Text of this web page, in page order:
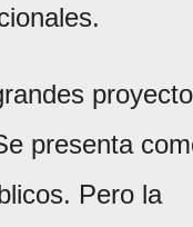
presenta
Pero la